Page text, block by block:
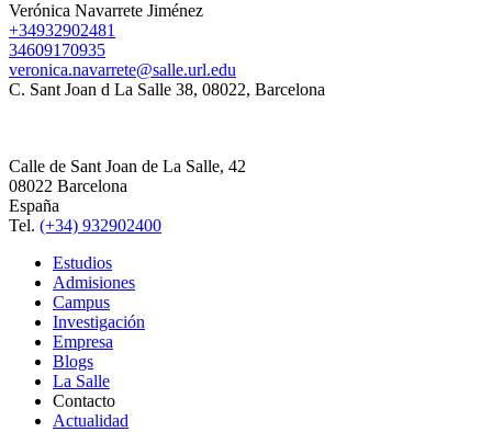
Verónica Navarrete Jiménez
+34932902481
34609170935
veronica.navarrete@salle.url.edu
C. Sant Joan d La Salle 38, 08022, Barcelona
Calle de Sant Joan de La Salle, 42
08022 Barcelona
España
Tel. (+34) 932902400
Estudios
Admisiones
Campus
Investigación
Empresa
Blogs
La Salle
Contacto
Actualidad